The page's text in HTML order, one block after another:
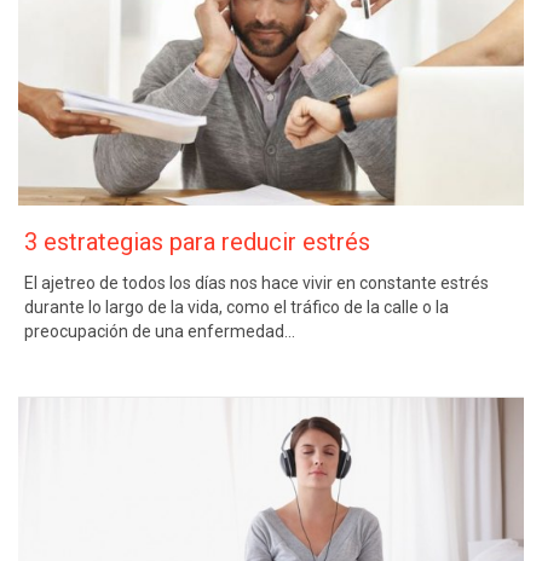
3 estrategias para reducir estrés
El ajetreo de todos los días nos hace vivir en constante estrés
durante lo largo de la vida, como el tráfico de la calle o la
preocupación de una enfermedad…